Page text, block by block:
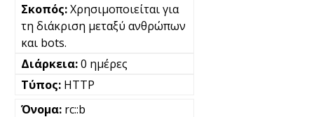
Χρησιμοποιείται για
τη διάκριση μεταξύ ανθρώπων
και bots.
0 ημέρες
HTTP
rc::b